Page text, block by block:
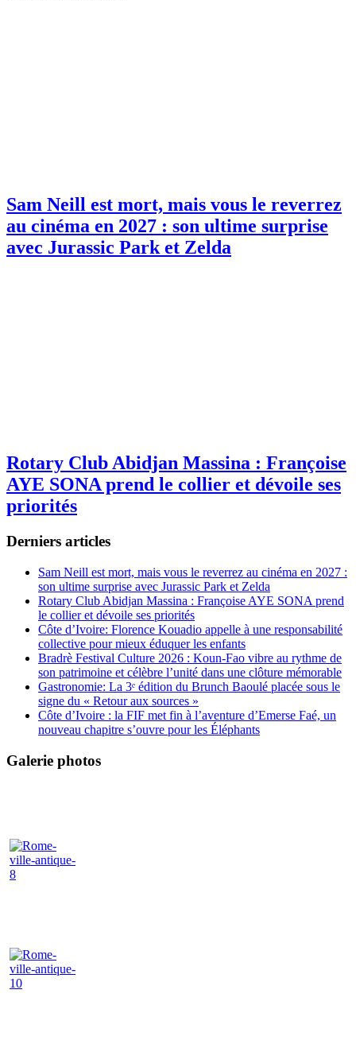
Sam Neill est mort, mais vous le reverrez
au cinéma en 2027 : son ultime surprise
avec Jurassic Park et Zelda
Rotary Club Abidjan Massina : Françoise
AYE SONA prend le collier et dévoile ses
priorités
Derniers articles
Sam Neill est mort, mais vous le reverrez au cinéma en 2027 :
son ultime surprise avec Jurassic Park et Zelda
Rotary Club Abidjan Massina : Françoise AYE SONA prend
le collier et dévoile ses priorités
Côte d’Ivoire: Florence Kouadio appelle à une responsabilité
collective pour mieux éduquer les enfants
Bradrè Festival Culture 2026 : Koun-Fao vibre au rythme de
son patrimoine et célèbre l’unité dans une clôture mémorable
Gastronomie: La 3ᵉ édition du Brunch Baoulé placée sous le
signe du « Retour aux sources »
Côte d’Ivoire : la FIF met fin à l’aventure d’Emerse Faé, un
nouveau chapitre s’ouvre pour les Éléphants
Galerie photos